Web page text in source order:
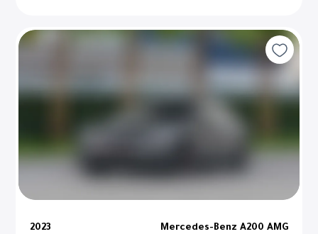
Mercedes-Benz A200 AMG
2023